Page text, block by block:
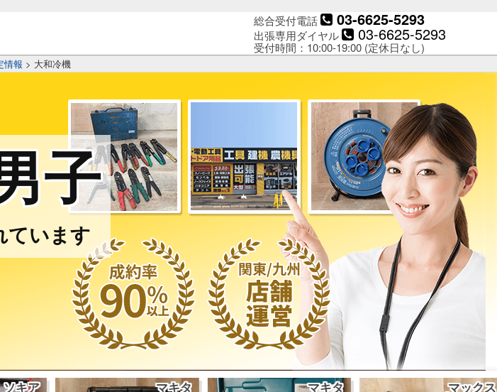
総合受付電話 03-6625-5293
出張専用ダイヤル 03-6625-5293
受付時間：10:00-19:00 (定休日なし)
情報 > 大和冷機
子
ています
マキタ マキタ マックス